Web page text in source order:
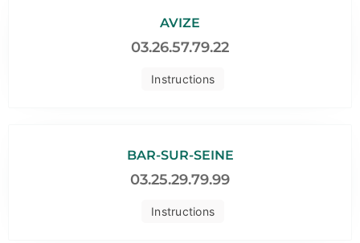
Instructions
AVIZE
03.26.57.79.22
Instructions
BAR-SUR-SEINE
03.25.29.79.99